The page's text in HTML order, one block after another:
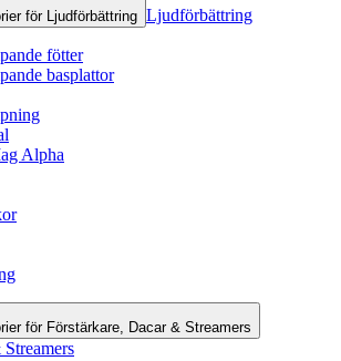
för Ljudförbättring Ljudförbättring
fötter
basplattor
Alpha
för Förstärkare, Dacar & Streamers